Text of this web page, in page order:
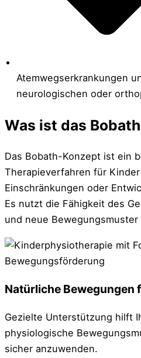
Atemwegserkrankungen
neurologischen oder
Was ist das
Das Bobath-Konzept ist ein
Therapieverfahren für
Einschränkungen oder
Es nutzt die Fähigkeit des
und neue
Natürliche Bewegungen
Gezielte Unterstützung hilft
physiologische
sicher anzuwenden.